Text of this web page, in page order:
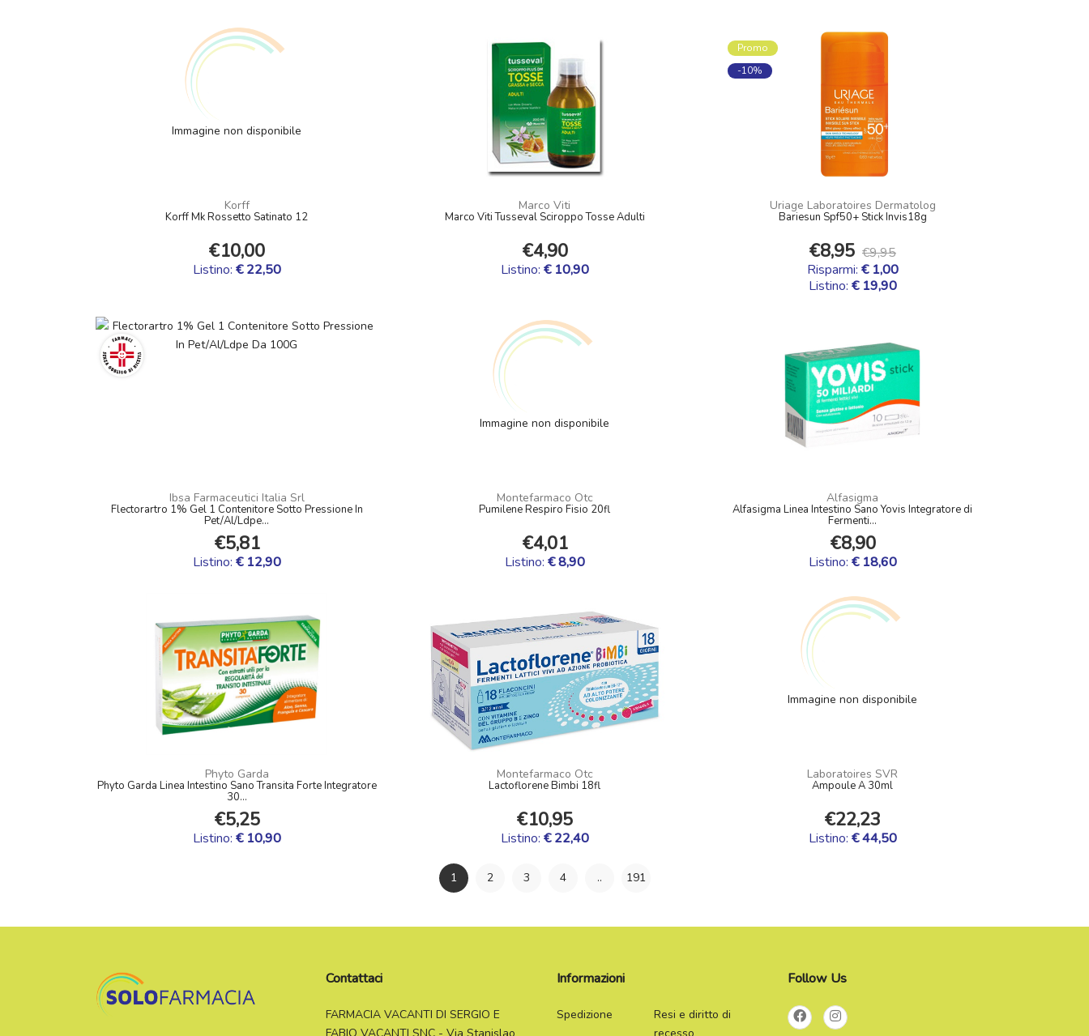
Immagine non disponibile
Korff
Korff Mk Rossetto Satinato 12
€10,00
Listino: € 22,50
Marco Viti
Marco Viti Tusseval Sciroppo Tosse Adulti
€4,90
Listino: € 10,90
Promo
-10%
Uriage Laboratoires Dermatolog
Bariesun Spf50+ Stick Invis18g
€8,95 €9,95
Risparmi: € 1,00
Listino: € 19,90
Ibsa Farmaceutici Italia Srl
Flectorartro 1% Gel 1 Contenitore Sotto Pressione In
Pet/Al/Ldpe...
€5,81
Listino: € 12,90
Immagine non disponibile
Montefarmaco Otc
Pumilene Respiro Fisio 20fl
€4,01
Listino: € 8,90
Alfasigma
Alfasigma Linea Intestino Sano Yovis Integratore di
Fermenti...
€8,90
Listino: € 18,60
Phyto Garda
Phyto Garda Linea Intestino Sano Transita Forte Integratore
30...
€5,25
Listino: € 10,90
Montefarmaco Otc
Lactoflorene Bimbi 18fl
€10,95
Listino: € 22,40
Immagine non disponibile
Laboratoires SVR
Ampoule A 30ml
€22,23
Listino: € 44,50
1 2 3 4 .. 191
Contattaci
FARMACIA VACANTI DI SERGIO E
Informazioni
Spedizione
Resi e diritto di
Follow Us